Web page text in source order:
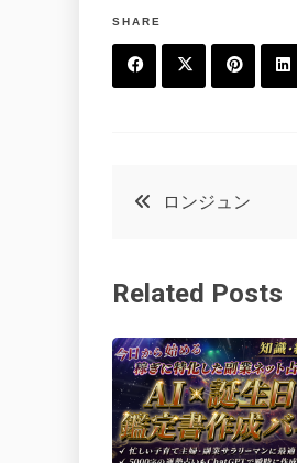
SHARE
o
k
r
e
e
t
in
投
ナ
ビ
ゲ
ロンジュン
Related Posts